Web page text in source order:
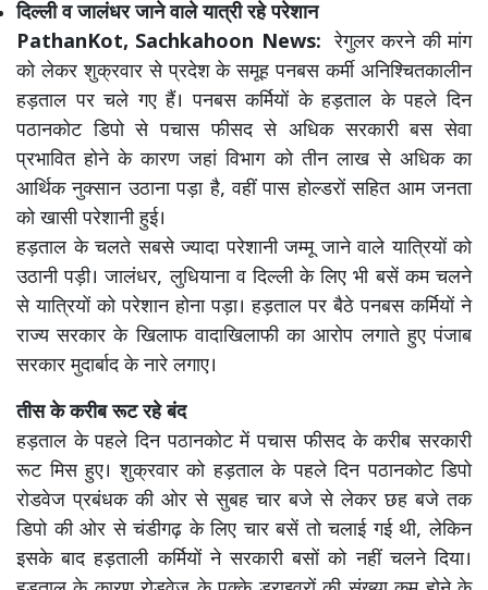
दिल्ली व जालंधर जाने वाले यात्री रहे परेशान
PathanKot, Sachkahoon News: रेगुलर करने की मांग
को लेकर शुक्रवार से प्रदेश के समूह पनबस कर्मी अनिश्चितकालीन
हड़ताल पर चले गए हैं। पनबस कर्मियों के हड़ताल के पहले दिन
पठानकोट डिपो से पचास फीसद से अधिक सरकारी बस सेवा
प्रभावित होने के कारण जहां विभाग को तीन लाख से अधिक का
आर्थिक नुक्सान उठाना पड़ा है, वहीं पास होल्डरों सहित आम जनता
को खासी परेशानी हुई।
हड़ताल के चलते सबसे ज्यादा परेशानी जम्मू जाने वाले यात्रियों को
उठानी पड़ी। जालंधर, लुधियाना व दिल्ली के लिए भी बसें कम चलने
से यात्रियों को परेशान होना पड़ा। हड़ताल पर बैठे पनबस कर्मियों ने
राज्य सरकार के खिलाफ वादाखिलाफी का आरोप लगाते हुए पंजाब
सरकार मुदार्बाद के नारे लगाए।
तीस के करीब रूट रहे बंद
हड़ताल के पहले दिन पठानकोट में पचास फीसद के करीब सरकारी
रूट मिस हुए। शुक्रवार को हड़ताल के पहले दिन पठानकोट डिपो
रोडवेज प्रबंधक की ओर से सुबह चार बजे से लेकर छह बजे तक
डिपो की ओर से चंडीगढ़ के लिए चार बसें तो चलाई गई थी, लेकिन
इसके बाद हड़ताली कर्मियों ने सरकारी बसों को नहीं चलने दिया।